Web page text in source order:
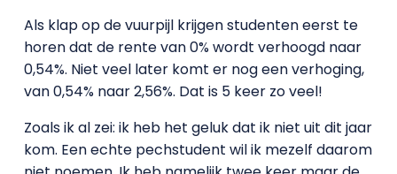
Als klap op de vuurpijl krijgen studenten eerst te
horen dat de rente van 0% wordt verhoogd naar
0,54%. Niet veel later komt er nog een verhoging,
van 0,54% naar 2,56%. Dat is 5 keer zo veel!
Zoals ik al zei: ik heb het geluk dat ik niet uit dit jaar
kom. Een echte pechstudent wil ik mezelf daarom